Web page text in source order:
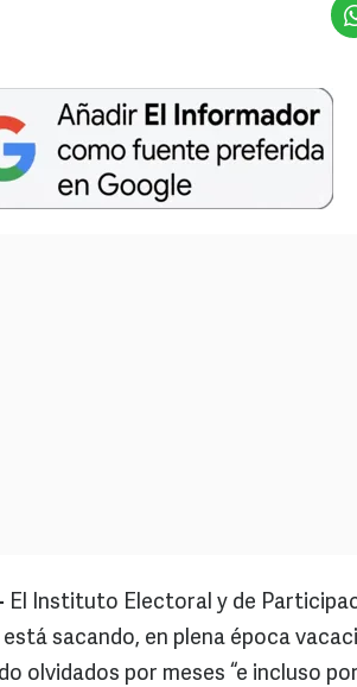
El Instituto Electoral y de
está sacando, en plena época
olvidados por meses “e incluso